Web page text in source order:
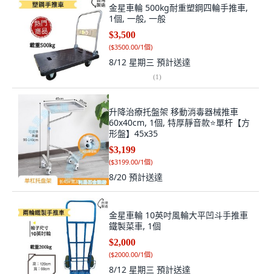
金星車輪 500kg耐重塑鋼四輪手推車,
1個, 一般, 一般
$3,500
($3500.00/1個)
8/12 星期三 預計送達
(1)
升降治療托盤架 移動消毒器械推車
60x40cm, 1個, 特厚靜音款⭐單杆【方
形盤】45x35
$3,199
($3199.00/1個)
8/20 預計送達
金星車輪 10英吋風輪大平凹斗手推車
鐵製菜車, 1個
$2,000
($2000.00/1個)
8/12 星期三 預計送達